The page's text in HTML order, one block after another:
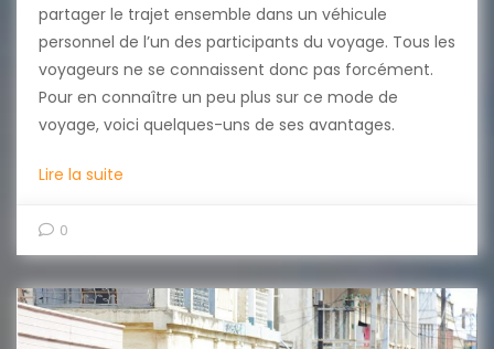
partager le trajet ensemble dans un véhicule
personnel de l’un des participants du voyage. Tous les
voyageurs ne se connaissent donc pas forcément.
Pour en connaître un peu plus sur ce mode de
voyage, voici quelques-uns de ses avantages.
Lire la suite
0